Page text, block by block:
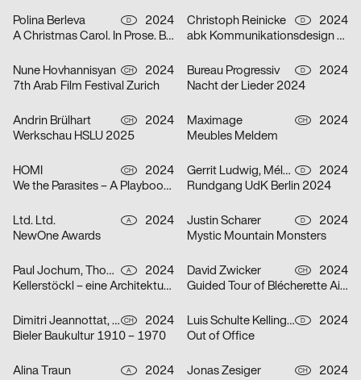
Polina Berleva D
2024
A Christmas Carol. In Prose. Being a Ghost Story of Christmas.
Christoph Reinicke D
2024
abk Kommunikationsdesign Workshops
Nune Hovhannisyan CH
2024
7th Arab Film Festival Zurich
Bureau Progressiv D
2024
Nacht der Lieder 2024
Andrin Brülhart CH
2024
Werkschau HSLU 2025
Maximage CH
2024
Meubles Meldem
HOMI CH
2024
We the Parasites – A Playbook to Complicity
Gerrit Ludwig, Mélan Rouillon D
2024
Rundgang UdK Berlin 2024
Ltd. Ltd. A
2024
NewOne Awards
Justin Scharer D
2024
Mystic Mountain Monsters
Paul Jochum, Thomas Sieberer A
2024
Kellerstöckl – eine Architekturtypologie im Südburgenland
David Zwicker CH
2024
Guided Tour of Blécherette Airport
Dimitri Jeannottat, Marjeta Morinc CH
2024
Bieler Baukultur 1910 – 1970
Luis Schulte Kellinghaus, Julius Geyer, Max Reichert D
2024
Out of Office
Alina Traun A
2024
Jonas Zesiger CH
2024